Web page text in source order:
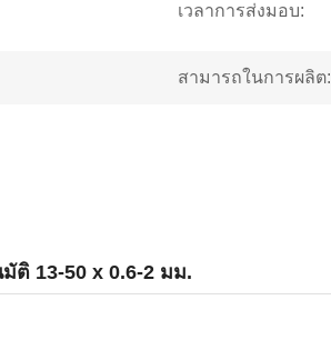
เวลาการส่งมอบ:
สามารถในการผลิต:
ติ 13-50 x 0.6-2 มม.